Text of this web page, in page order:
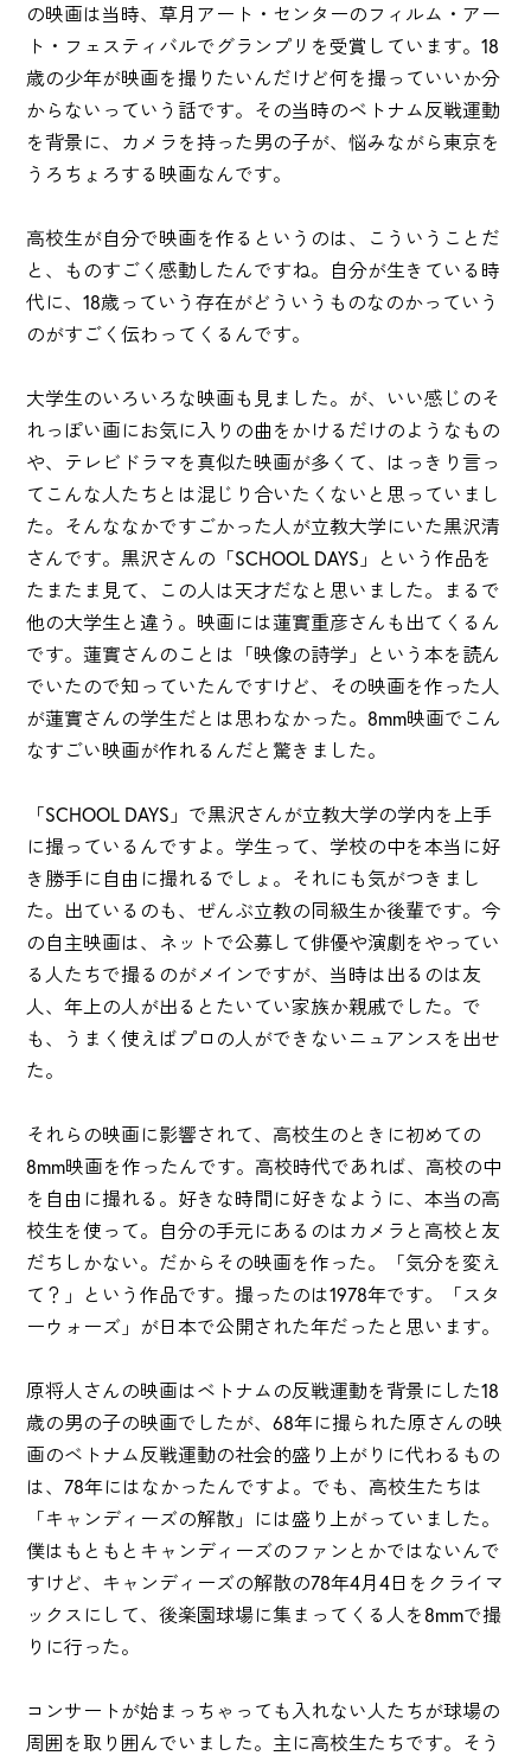
の映画は当時、草月アート・センターのフィルム・アー
ト・フェスティバルでグランプリを受賞しています。18
歳の少年が映画を撮りたいんだけど何を撮っていいか分
からないっていう話です。その当時のベトナム反戦運動
を背景に、カメラを持った男の子が、悩みながら東京を
うろちょろする映画なんです。
高校生が自分で映画を作るというのは、こういうことだ
と、ものすごく感動したんですね。自分が生きている時
代に、18歳っていう存在がどういうものなのかっていう
のがすごく伝わってくるんです。
大学生のいろいろな映画も見ました。が、いい感じのそ
れっぽい画にお気に入りの曲をかけるだけのようなもの
や、テレビドラマを真似た映画が多くて、はっきり言っ
てこんな人たちとは混じり合いたくないと思っていまし
た。そんななかですごかった人が立教大学にいた黒沢清
さんです。黒沢さんの「SCHOOL DAYS」という作品を
たまたま見て、この人は天才だなと思いました。まるで
他の大学生と違う。映画には蓮實重彦さんも出てくるん
です。蓮實さんのことは「映像の詩学」という本を読ん
でいたので知っていたんですけど、その映画を作った人
が蓮實さんの学生だとは思わなかった。8mm映画でこん
なすごい映画が作れるんだと驚きました。
「SCHOOL DAYS」で黒沢さんが立教大学の学内を上手
に撮っているんですよ。学生って、学校の中を本当に好
き勝手に自由に撮れるでしょ。それにも気がつきまし
た。出ているのも、ぜんぶ立教の同級生か後輩です。今
の自主映画は、ネットで公募して俳優や演劇をやってい
る人たちで撮るのがメインですが、当時は出るのは友
人、年上の人が出るとたいてい家族か親戚でした。で
も、うまく使えばプロの人ができないニュアンスを出せ
た。
それらの映画に影響されて、高校生のときに初めての
8mm映画を作ったんです。高校時代であれば、高校の中
を自由に撮れる。好きな時間に好きなように、本当の高
校生を使って。自分の手元にあるのはカメラと高校と友
だちしかない。だからその映画を作った。「気分を変え
て？」という作品です。撮ったのは1978年です。「スタ
ーウォーズ」が日本で公開された年だったと思います。
原将人さんの映画はベトナムの反戦運動を背景にした18
歳の男の子の映画でしたが、68年に撮られた原さんの映
画のベトナム反戦運動の社会的盛り上がりに代わるもの
は、78年にはなかったんですよ。でも、高校生たちは
「キャンディーズの解散」には盛り上がっていました。
僕はもともとキャンディーズのファンとかではないんで
すけど、キャンディーズの解散の78年4月4日をクライマ
ックスにして、後楽園球場に集まってくる人を8mmで撮
りに行った。
コンサートが始まっちゃっても入れない人たちが球場の
周囲を取り囲んでいました。主に高校生たちです。そう